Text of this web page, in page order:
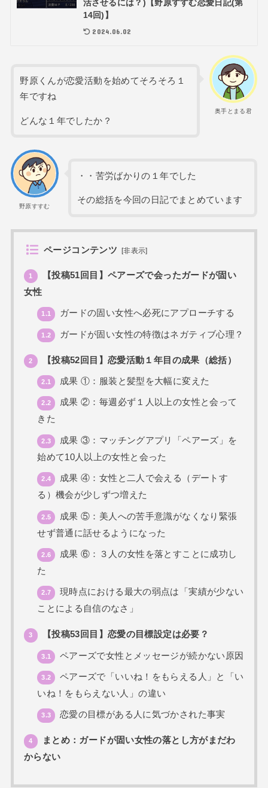
活させるには？)【野原すすむ恋愛日記(第
14回)】
2024.06.02
奥手とまる君
野原くんが恋愛活動を始めてそろそろ１
年ですね
どんな１年でしたか？
野原すすむ
・・苦労ばかりの１年でした
その総括を今回の日記でまとめています
ページコンテンツ [非表示]
1
【投稿51回目】ペアーズで会ったガードが固い
女性
1.1 ガードの固い女性へ必死にアプローチする
1.2 ガードが固い女性の特徴はネガティブ心理？
2 【投稿52回目】恋愛活動１年目の成果（総括）
2.1 成果 ①：服装と髪型を大幅に変えた
2.2
成果 ②：毎週必ず１人以上の女性と会って
きた
2.3
成果 ③：マッチングアプリ「ペアーズ」を
始めて10人以上の女性と会った
2.4
成果 ④：女性と二人で会える（デートす
る）機会が少しずつ増えた
2.5
成果 ⑤：美人への苦手意識がなくなり緊張
せず普通に話せるようになった
2.6
成果 ⑥：３人の女性を落とすことに成功し
た
2.7
現時点における最大の弱点は「実績が少ない
ことによる自信のなさ」
3 【投稿53回目】恋愛の目標設定は必要？
3.1 ペアーズで女性とメッセージが続かない原因
3.2
ペアーズで「いいね！をもらえる人」と「い
いね！をもらえない人」の違い
3.3 恋愛の目標がある人に気づかされた事実
4
まとめ：ガードが固い女性の落とし方がまだわ
からない